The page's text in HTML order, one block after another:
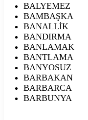
BALYEMEZ
BAMBAŞKA
BANALLİK
BANDIRMA
BANLAMAK
BANTLAMA
BANYOSUZ
BARBAKAN
BARBARCA
BARBUNYA